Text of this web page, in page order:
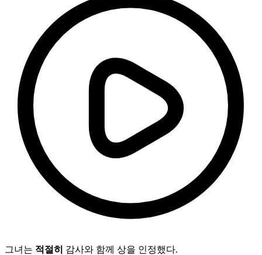
그녀는 적절히 감사와 함께 상을 인정했다.